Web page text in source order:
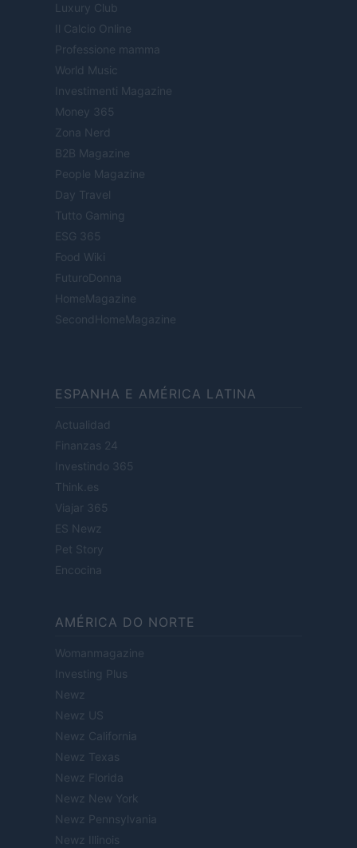
Luxury Club
Il Calcio Online
Professione mamma
World Music
Investimenti Magazine
Money 365
Zona Nerd
B2B Magazine
People Magazine
Day Travel
Tutto Gaming
ESG 365
Food Wiki
FuturoDonna
HomeMagazine
SecondHomeMagazine
ESPANHA E AMÉRICA LATINA
Actualidad
Finanzas 24
Investindo 365
Think.es
Viajar 365
ES Newz
Pet Story
Encocina
AMÉRICA DO NORTE
Womanmagazine
Investing Plus
Newz
Newz US
Newz California
Newz Texas
Newz Florida
Newz New York
Newz Pennsylvania
Newz Illinois